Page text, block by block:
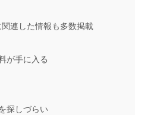
連した情報も多数掲載
が手に入る
探しづらい